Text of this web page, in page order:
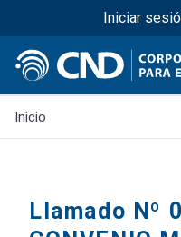
Menú
Iniciar
Inicio
Llamado Nº